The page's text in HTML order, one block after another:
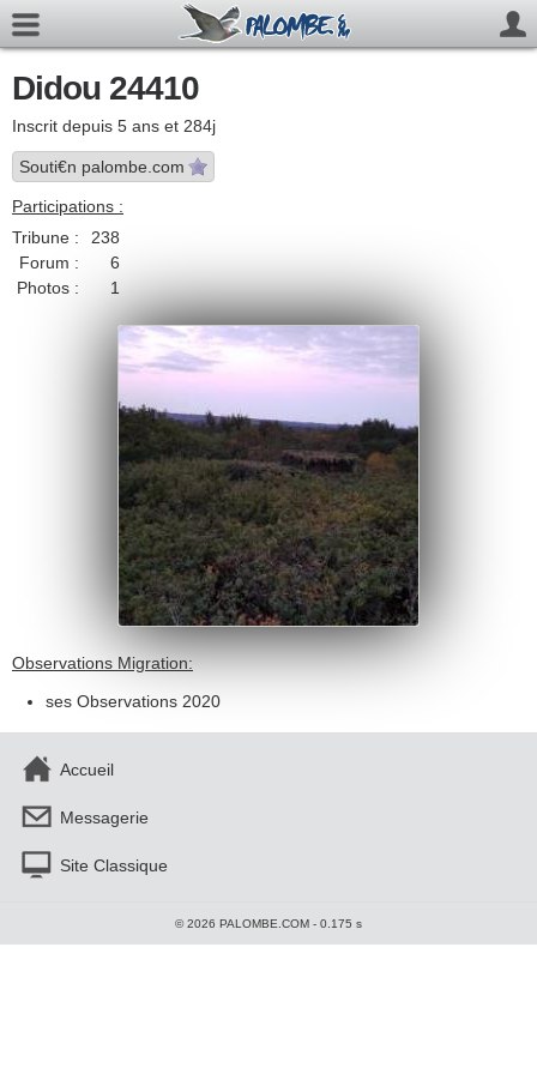
Didou 24410
Inscrit depuis 5 ans et 284j
Souti€n palombe.com
Participations :
Tribune :
238
Forum :
6
Photos :
1
Observations Migration:
ses Observations 2020
Accueil
Messagerie
Site Classique
© 2026 PALOMBE.COM - 0.175 s